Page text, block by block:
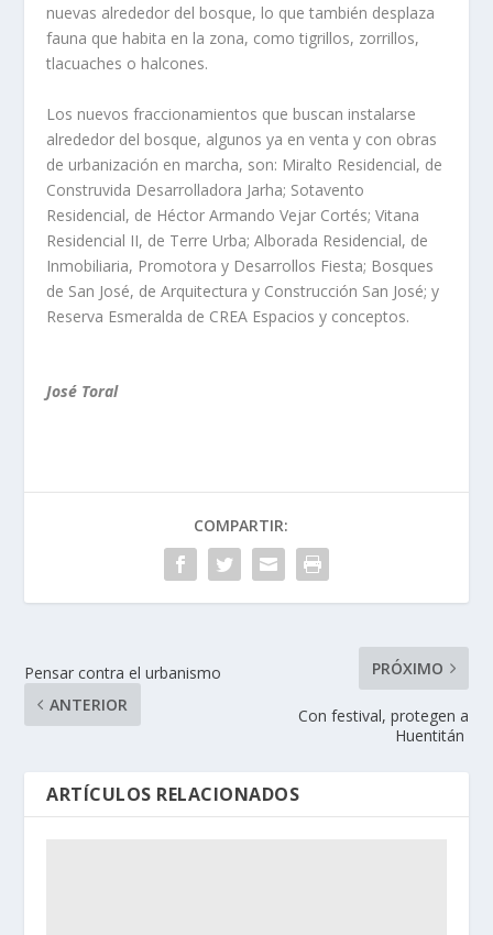
nuevas alrededor del bosque, lo que también desplaza
fauna que habita en la zona, como tigrillos, zorrillos,
tlacuaches o halcones.
Los nuevos fraccionamientos que buscan instalarse
alrededor del bosque, algunos ya en venta y con obras
de urbanización en marcha, son: Miralto Residencial, de
Construvida Desarrolladora Jarha; Sotavento
Residencial, de Héctor Armando Vejar Cortés; Vitana
Residencial II, de Terre Urba; Alborada Residencial, de
Inmobiliaria, Promotora y Desarrollos Fiesta; Bosques
de San José, de Arquitectura y Construcción San José; y
Reserva Esmeralda de CREA Espacios y conceptos.
José Toral
COMPARTIR:
Pensar contra el urbanismo
ANTERIOR
PRÓXIMO
Con festival, protegen a
Huentitán
ARTÍCULOS RELACIONADOS